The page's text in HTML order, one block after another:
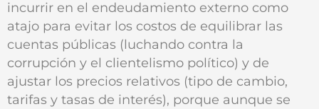
incurrir en el endeudamiento externo como
atajo para evitar los costos de equilibrar las
cuentas públicas (luchando contra la
corrupción y el clientelismo político) y de
ajustar los precios relativos (tipo de cambio,
tarifas y tasas de interés), porque aunque se